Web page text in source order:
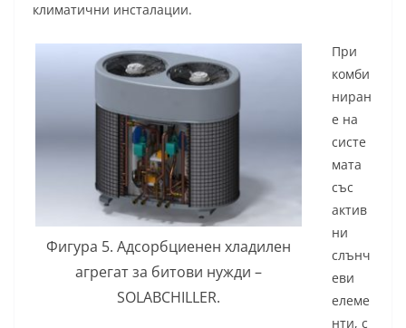
климатични инсталации.
Фигура 5. Адсорбциенен хладилен
агрегат за битови нужди –
SOLABCHILLER.
При
комби
ниран
е на
систе
мата
със
актив
ни
слънч
еви
елеме
нти, с